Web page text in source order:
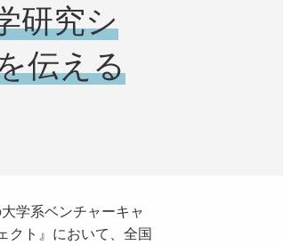
研究シ
伝える
学系ベンチャーキャ
クト』において、全国